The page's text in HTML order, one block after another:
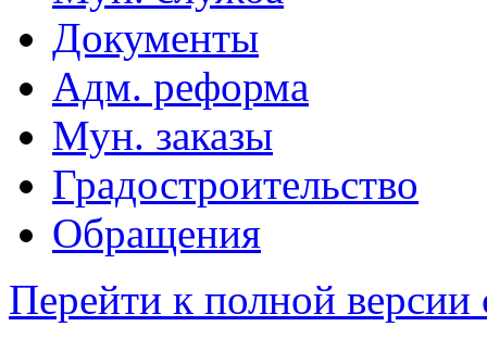
Документы
Адм. реформа
Мун. заказы
Градостроительство
Обращения
Перейти к полной версии